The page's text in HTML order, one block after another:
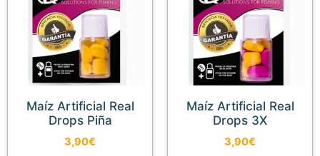
Maíz Artificial Real
Drops Piña
3,90€
Maíz Artificial Real
Drops 3X
3,90€